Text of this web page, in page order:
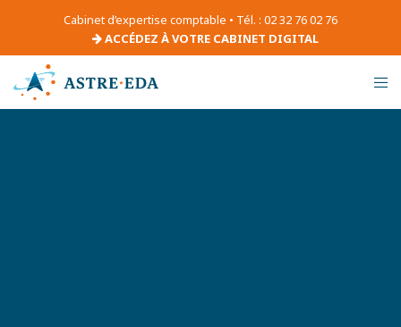
Cabinet d’expertise comptable • Tél. : 02 32 76 02 76
ACCÉDEZ À VOTRE CABINET DIGITAL